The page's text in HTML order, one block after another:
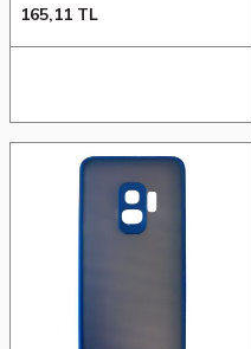
165,11 TL